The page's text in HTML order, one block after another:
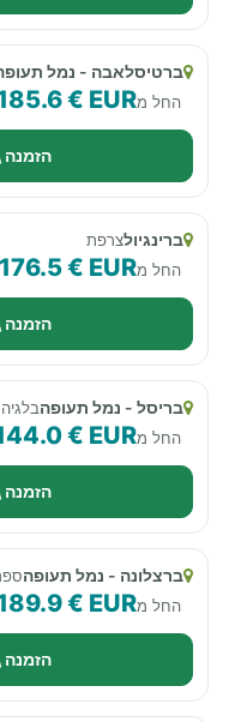
ברטיסלאבה - נמל
החל מ€ EUR
ברינגיולצרפת
החל מ176.5 € EUR
בריסל - נמל תעופהבלגיה
החל מ€ EUR
ברצלונה - נמל תעופה
החל מ€ EUR